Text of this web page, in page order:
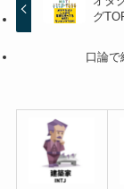
グ
口論で